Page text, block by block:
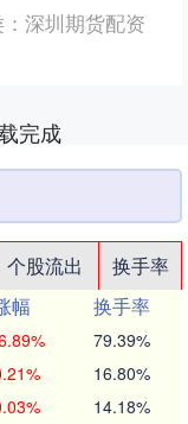
族创造了源远流长
能够创....
深圳期货配资
完成
个股流出
换手率
幅
换手率
79.39%
16.80%
14.18%